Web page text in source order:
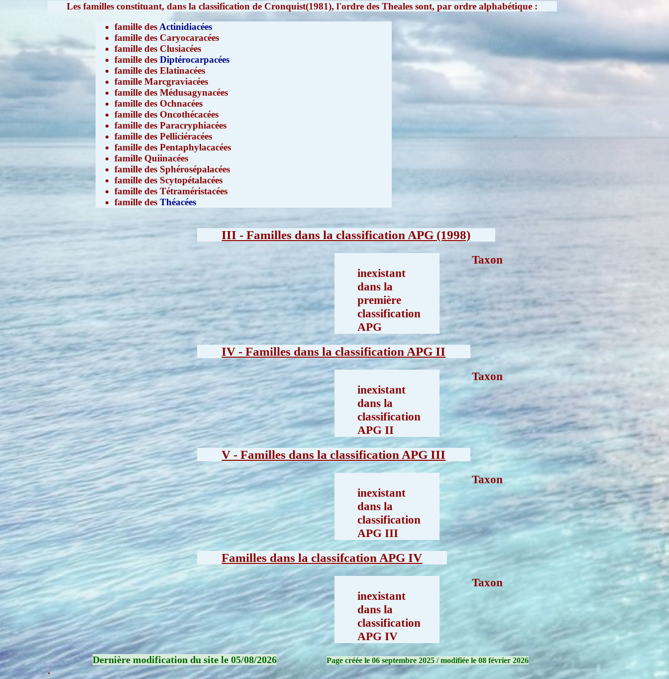
Les familles constituant, dans la classification de Cronquist(1981), l'ordre des Theales sont, par ordre alphabétique :
famille des Actinidiacées
famille des Caryocaracées
famille des Clusiacées
famille desDiptérocarpacées
famille des Elatinacées
famille Marcgraviacées
famille des Médusagynacées
famille des Ochnacées
famille des Oncothécacées
famille des Paracryphiacées
famille des Pelliciéracées
famille des Pentaphylacacées
famille Quiinacées
famille des Sphérosépalacées
famille des Scytopétalacées
famille des Tétraméristacées
famille desThéacées
III - Familles dans la classification APG (1998)
Taxon
inexistant
dans la
première
classification
APG
IV - Familles dans la classification APG II
Taxon
inexistant
dans la
classification
APG II
V - Familles dans la classification APG III
Taxon
inexistant
dans la
classification
APG III
Familles dans la classifcation APG IV
Taxon
inexistant
dans la
classification
APG IV
Dernière modification du site le 05/08/2026 Page créée le 06 septembre 2025 / modifiée le 08 février 2026
.